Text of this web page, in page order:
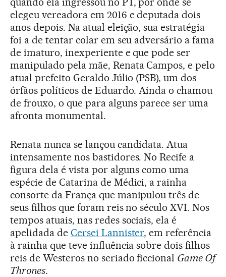
elegeu vereadora em 2016 e deputada dois
anos depois. Na atual eleição, sua estratégia
foi a de tentar colar em seu adversário a fama
de imaturo, inexperiente e que pode ser
manipulado pela mãe, Renata Campos, e pelo
atual prefeito Geraldo Júlio (PSB), um dos
órfãos políticos de Eduardo. Ainda o chamou
de frouxo, o que para alguns parece ser uma
afronta monumental.
Renata nunca se lançou candidata. Atua
intensamente nos bastidores. No Recife a
figura dela é vista por alguns como uma
espécie de Catarina de Médici, a rainha
consorte da França que manipulou três de
seus filhos que foram reis no século XVI. Nos
tempos atuais, nas redes sociais, ela é
apelidada de Cersei Lannister, em referência
à rainha que teve influência sobre dois filhos
reis de Westeros no seriado ficcional Game Of
Thrones.